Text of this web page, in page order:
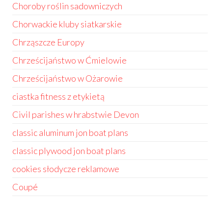
Choroby roślin sadowniczych
Chorwackie kluby siatkarskie
Chrząszcze Europy
Chrześcijaństwo w Ćmielowie
Chrześcijaństwo w Ożarowie
ciastka fitness z etykietą
Civil parishes w hrabstwie Devon
classic aluminum jon boat plans
classic plywood jon boat plans
cookies słodycze reklamowe
Coupé